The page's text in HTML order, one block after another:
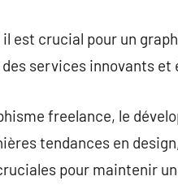
est crucial pour un
services innovants et
freelance, le
tendances en
pour maintenir